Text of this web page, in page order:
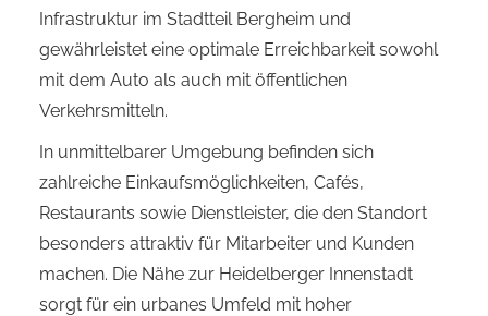
Infrastruktur im Stadtteil Bergheim und
gewährleistet eine optimale Erreichbarkeit sowohl
mit dem Auto als auch mit öffentlichen
Verkehrsmitteln.
In unmittelbarer Umgebung befinden sich
zahlreiche Einkaufsmöglichkeiten, Cafés,
Restaurants sowie Dienstleister, die den Standort
besonders attraktiv für Mitarbeiter und Kunden
machen. Die Nähe zur Heidelberger Innenstadt
sorgt für ein urbanes Umfeld mit hoher